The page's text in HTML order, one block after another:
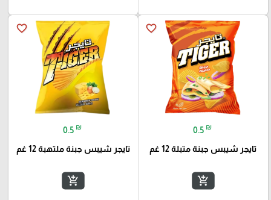
favorite_border
0.5 ₪
تايجر شيبس جبنة متبلة 12 غم
add_shopping_cart
favorite_border
0.5 ₪
تايجر شيبس جبنة ملتهبة 12 غم
add_shopping_cart